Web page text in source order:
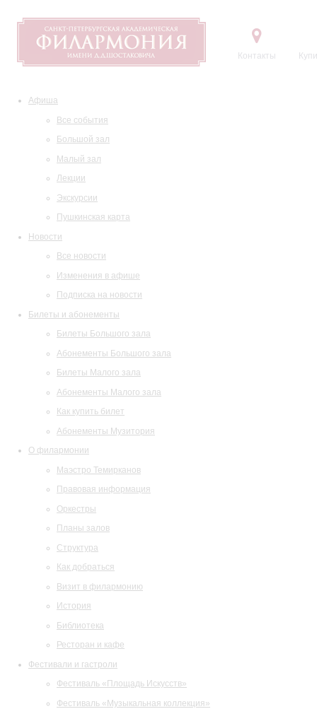
Контакты
Афиша
Все события
Большой зал
Малый зал
Лекции
Экскурсии
Пушкинская карта
Новости
Все новости
Изменения в афише
Подписка на новости
Билеты и абонементы
Билеты Большого зала
Абонементы Большого зала
Билеты Малого зала
Абонементы Малого зала
Как купить билет
Абонементы Музитория
О филармонии
Маэстро Темирканов
Правовая информация
Оркестры
Планы залов
Структура
Как добраться
Визит в филармонию
История
Библиотека
Ресторан и кафе
Фестивали и гастроли
Фестиваль «Площадь Искусств»
Фестиваль «Музыкальная коллекция»